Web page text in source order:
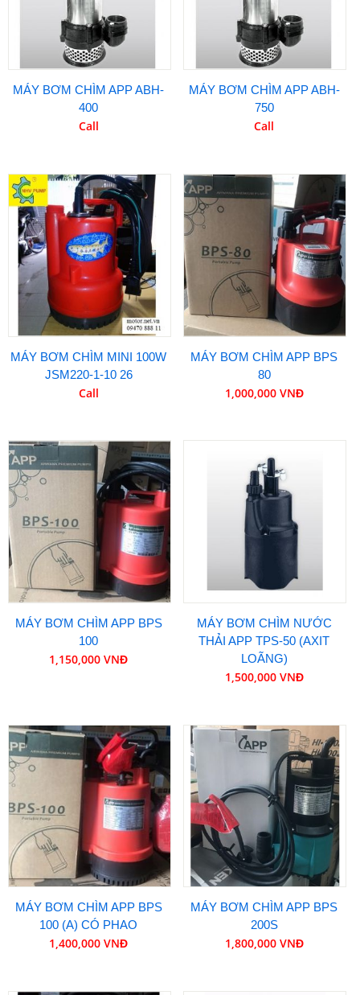
MÁY BƠM CHÌM APP ABH-
400
Call
MÁY BƠM CHÌM APP ABH-
750
Call
MÁY BƠM CHÌM MINI 100W
JSM220-1-10 26
Call
MÁY BƠM CHÌM APP BPS
80
1,000,000 VNĐ
MÁY BƠM CHÌM APP BPS
100
1,150,000 VNĐ
MÁY BƠM CHÌM NƯỚC
THẢI APP TPS-50 (AXIT
LOÃNG)
1,500,000 VNĐ
MÁY BƠM CHÌM APP BPS
100 (A) CÓ PHAO
1,400,000 VNĐ
MÁY BƠM CHÌM APP BPS
200S
1,800,000 VNĐ